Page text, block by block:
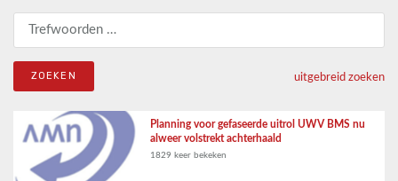
uitgebreid zoeken
Planning voor gefaseerde uitrol UWV BMS nu
alweer volstrekt achterhaald
1829 keer bekeken